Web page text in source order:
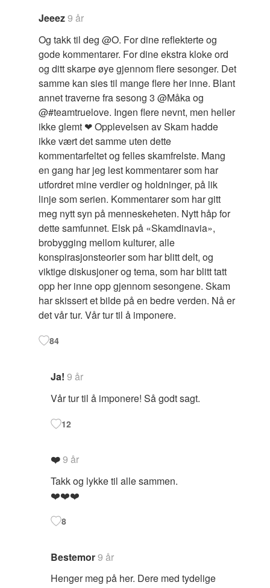
Jeeez9 år
Og takk til deg @O. For dine reflekterte og
gode kommentarer. For dine ekstra kloke ord
og ditt skarpe øye gjennom flere sesonger. Det
samme kan sies til mange flere her inne. Blant
annet traverne fra sesong 3 @Måka og
@#teamtruelove. Ingen flere nevnt, men heller
ikke glemt ❤ Opplevelsen av Skam hadde
ikke vært det samme uten dette
kommentarfeltet og felles skamfrelste. Mang
en gang har jeg lest kommentarer som har
utfordret mine verdier og holdninger, på lik
linje som serien. Kommentarer som har gitt
meg nytt syn på menneskeheten. Nytt håp for
dette samfunnet. Elsk på «Skamdinavia»,
brobygging mellom kulturer, alle
konspirasjonsteorier som har blitt delt, og
viktige diskusjoner og tema, som har blitt tatt
opp her inne opp gjennom sesongene. Skam
har skissert et bilde på en bedre verden. Nå er
det vår tur. Vår tur til å imponere.
84
Ja! 9 år
Vår tur til å imponere! Så godt sagt.
12
❤️9 år
Takk og lykke til alle sammen.
❤️❤️❤️
8
Bestemor9 år
Henger meg på her. Dere med tydelige